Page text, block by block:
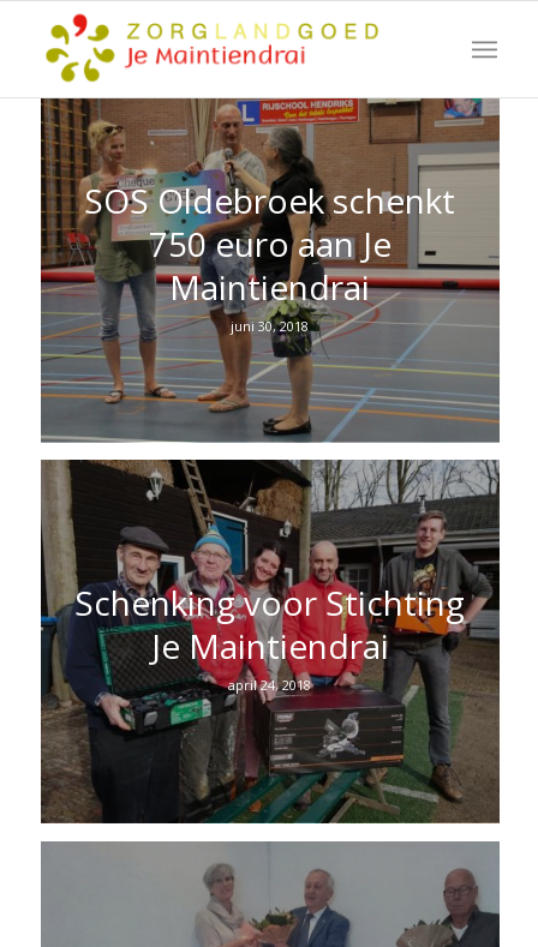
SOS Oldebroek schenkt
750 euro aan Je
Maintiendrai
juni 30, 2018
Schenking voor Stichting
Je Maintiendrai
april 24, 2018